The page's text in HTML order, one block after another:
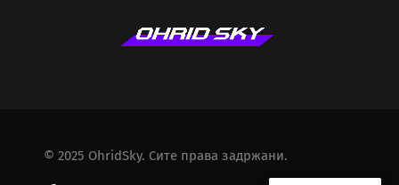
© 2025 OhridSky. Сите права задржани.